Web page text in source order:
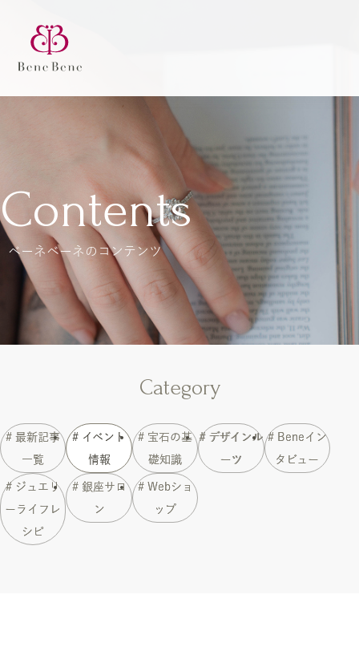
Contents
ベーネベーネのコンテンツ
Category
# 最新記事
一覧
# イベント
情報
# 宝石の基
礎知識
# デザインル
ーツ
# Beneイン
タビュー
# ジュエリ
ーライフレ
シピ
# 銀座サロ
ン
# Webショ
ップ